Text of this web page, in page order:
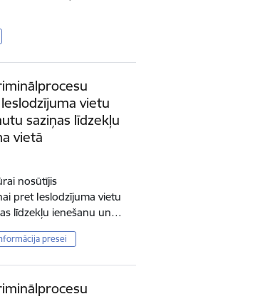
vietu
saziņas līdzekļu
vietā
nosūtījis
pret Ieslodzījuma vietu
līdzekļu ienešanu un…
presei